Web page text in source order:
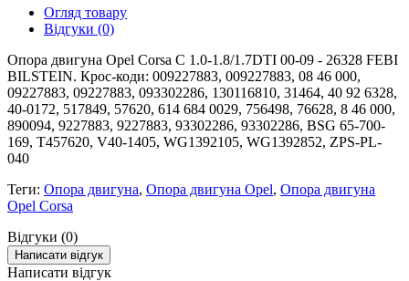
Огляд товару
Відгуки (0)
Опора двигуна Opel Corsa C 1.0-1.8/1.7DTI 00-09 - 26328 FEBI
BILSTEIN. Крос-коди: 009227883, 009227883, 08 46 000,
09227883, 09227883, 093302286, 130116810, 31464, 40 92 6328,
40-0172, 517849, 57620, 614 684 0029, 756498, 76628, 8 46 000,
890094, 9227883, 9227883, 93302286, 93302286, BSG 65-700-
169, T457620, V40-1405, WG1392105, WG1392852, ZPS-PL-
040
Теги: Опора двигуна, Опора двигуна Opel, Опора двигуна
Opel Corsa
Відгуки (0)
Написати відгук
Написати відгук